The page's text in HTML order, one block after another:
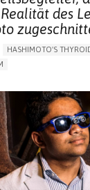
des
HASHIMOTO'S
LITERACY
CAREGIVING
MONTENEGRO